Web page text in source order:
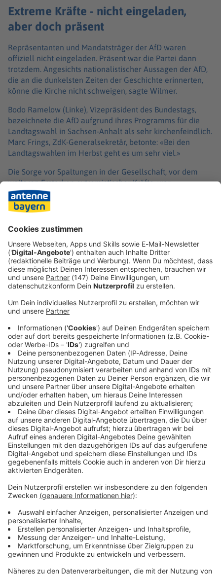
Extreme Kräfte - nicht eingeladen,
aber doch präsent
Repräsentanten und Mandatsträger der AfD waren
offiziell nicht eingeladen. Präsent war die Partei dann
trotzdem. Angesichts nationalistischer Aussagen der AfD,
die an die dunkelsten Zeiten der Geschichte erinnerten,
könne die Kirche nicht schweigen, sagte Wilmer.
Bodo Ramelow (Linke), Vizepräsident des Bundestags,
bezeichnete die AfD aufgrund ihres Programms für die
Landtagswahl in Sachsen-Anhalt als sehr kirchenfeindlich.
Marc Frings, ZdK-Generalsekretär, betonte: «Bei den
Landtagswahlen im Herbst geht es um sehr viel.»
Die Sorge vor Spaltungen in der Gesellschaft, vor dem
weiteren Erstarken extremistischer Kräfte, war
allgegenwärtig. Stetter-Karp betonte: In einer Zeit, in der
Ressentiments salonfähig würden, habe man in Würzburg
gesagt: «Hab Mut! Steh auf! Erhebe deine Stimme gegen
diese unheilvollen Entwicklungen.»
Immer auf dem Laufenden
bleiben!
Verpass' nichts mehr - mit unserem kostenlosen
ANTENNE BAYERN Newsletter. Ob Nachrichten,
Lifestyle oder unsere neuesten Aktionen - wir
informieren dich.
Zum Newsletter anmelden